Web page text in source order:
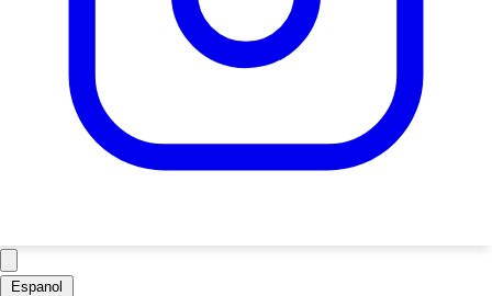
Espanol